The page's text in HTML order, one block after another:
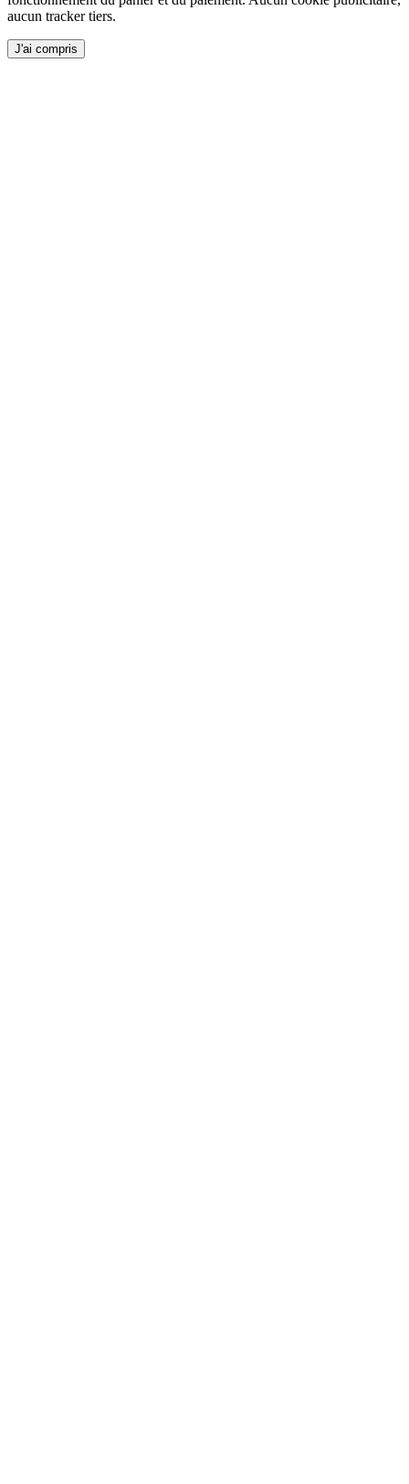
aucun tracker tiers.
J'ai compris